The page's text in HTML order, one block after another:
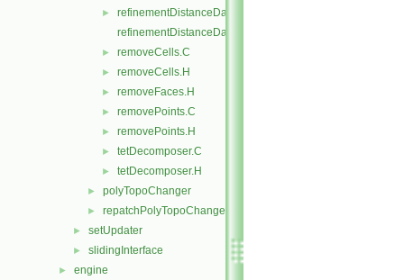
►
refinementDistanceData.H
refinementDistanceDataI.H
► removeCells.C
► removeCells.H
► removeFaces.H
► removePoints.C
► removePoints.H
► tetDecomposer.C
► tetDecomposer.H
► polyTopoChanger
► repatchPolyTopoChanger
► setUpdater
► slidingInterface
► engine